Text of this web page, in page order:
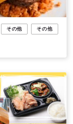
その他 その他